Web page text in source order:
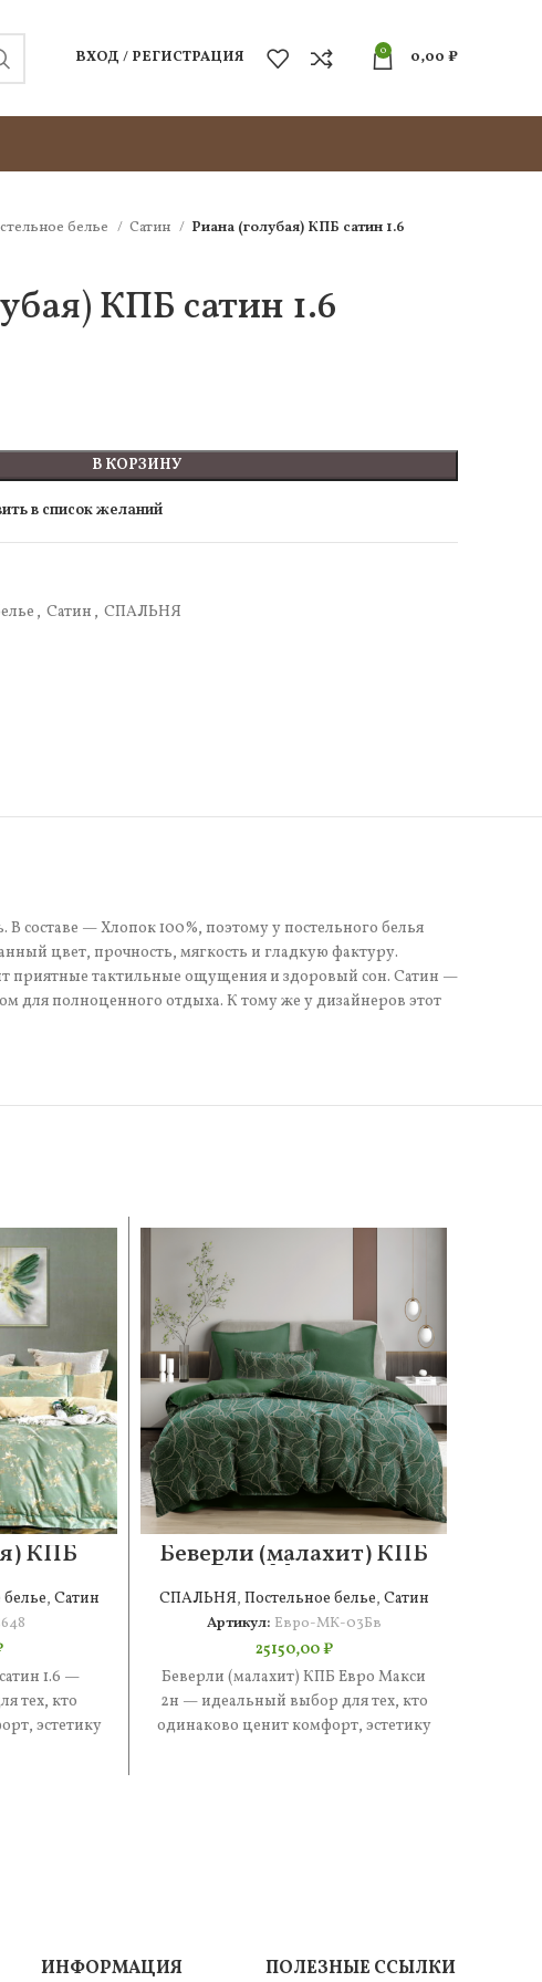
ВХОД / РЕГИСТРАЦИЯ 0 0,00 ₽
белье Сатин Риана (голубая) КПБ сатин 1.6
КПБ сатин 1.6
В КОРЗИНУ
в список желаний
, Сатин , СПАЛЬНЯ
составе — Хлопок 100%, поэтому у постельного белья
цвет, прочность, мягкость и гладкую фактуру.
приятные тактильные ощущения и здоровый сон. Сатин —
для полноценного отдыха. К тому же у дизайнеров этот
КПБ
, Сатин
1.6 —
тех, кто
эстетику
Беверли (малахит) КПБ
Евро Макси 2н
СПАЛЬНЯ, Постельное белье, Сатин
Артикул: Евро-МК-03Бв
25150,00₽
Беверли (малахит) КПБ Евро Макси
2н — идеальный выбор для тех, кто
одинаково ценит комфорт, эстетику
ИНФОРМАЦИЯ ПОЛЕЗНЫЕ ССЫЛКИ